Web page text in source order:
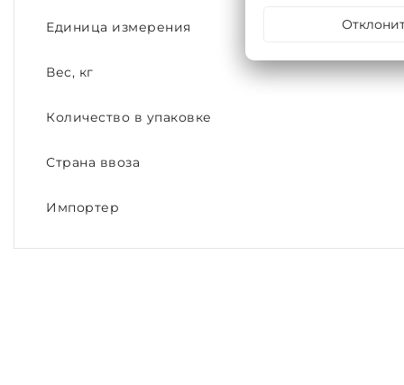
Единица измерения
Вес, кг
Количество в упаковке
Страна ввоза
Импортер